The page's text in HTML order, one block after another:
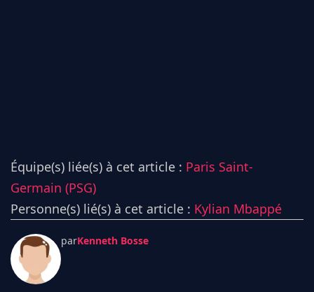
Équipe(s) liée(s) à cet article : Paris Saint-
Germain (PSG)
Personne(s) lié(s) à cet article : Kylian Mbappé
parKenneth Bosse